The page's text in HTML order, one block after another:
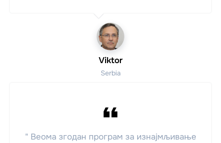
Viktor
Serbia
" Веома згодан програм за изнајмљивање